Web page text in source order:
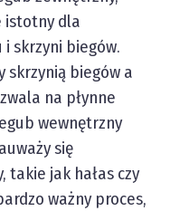
istotny dla
i skrzyni biegów.
skrzynią biegów a
na płynne
wewnętrzny
się
takie jak hałas czy
ważny proces,